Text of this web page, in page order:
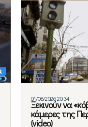
01/08/2026 20:34
Ξεκινούν να
κάμερες της
(video)